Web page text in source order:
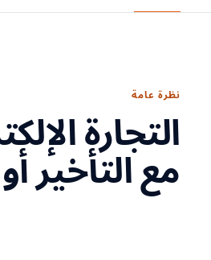
نظرة عامة
التجارة
مع التأخير